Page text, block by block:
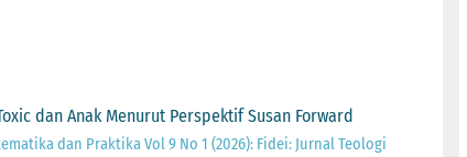
dan Anak Menurut Perspektif Susan Forward
dan Praktika Vol 9 No 1 (2026): Fidei: Jurnal Teologi